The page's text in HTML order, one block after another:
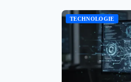
TECHNOLOGIE